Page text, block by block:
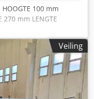
HOOGTE 100 mm
270 mm LENGTE
4 kW
Veiling